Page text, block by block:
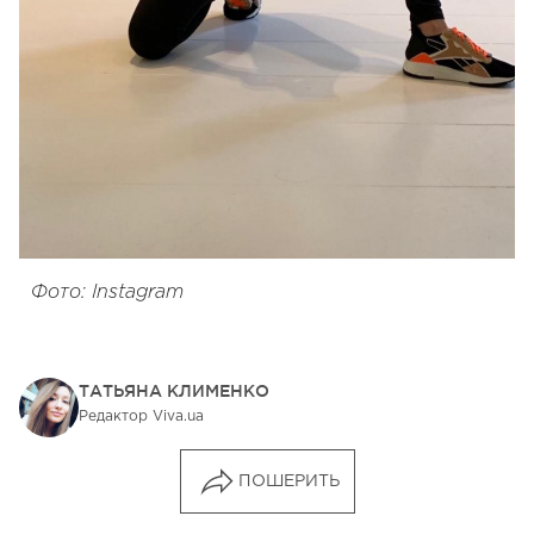
Фото: Instagram
ТАТЬЯНА КЛИМЕНКО
Редактор Viva.ua
ПОШЕРИТЬ